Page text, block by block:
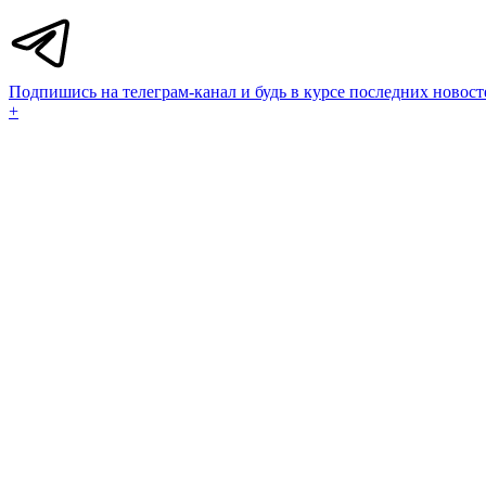
Подпишись на телеграм-канал и будь в курсе последних
+